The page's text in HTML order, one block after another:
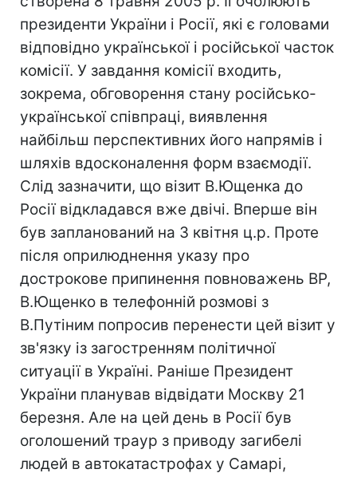
президенти України і Росії, які є головами
відповідно української і російської часток
комісії. У завдання комісії входить,
зокрема, обговорення стану російсько-
української співпраці, виявлення
найбільш перспективних його напрямів і
шляхів вдосконалення форм взаємодії.
Слід зазначити, що візит В.Ющенка до
Росії відкладався вже двічі. Вперше він
був запланований на 3 квітня ц.р. Проте
після оприлюднення указу про
дострокове припинення повноважень ВР,
В.Ющенко в телефонній розмові з
В.Путіним попросив перенести цей візит у
зв'язку із загостренням політичної
ситуації в Україні. Раніше Президент
України планував відвідати Москву 21
березня. Але на цей день в Росії був
оголошений траур з приводу загибелі
людей в автокатастрофах у Самарі,